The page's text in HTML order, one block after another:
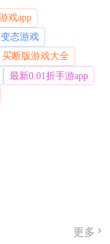
戏app
态游戏
买断版游戏大全
最新0.01折手游app
更多